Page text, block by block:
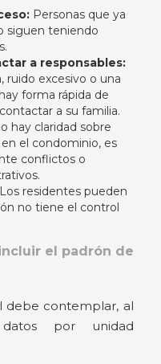
Personas que ya
siguen teniendo
a responsables:
ruido excesivo o una
forma rápida de
a su familia.
hay claridad sobre
el condominio, es
conflictos o
residentes pueden
no tiene el control
el padrón de
debe contemplar, al
por unidad